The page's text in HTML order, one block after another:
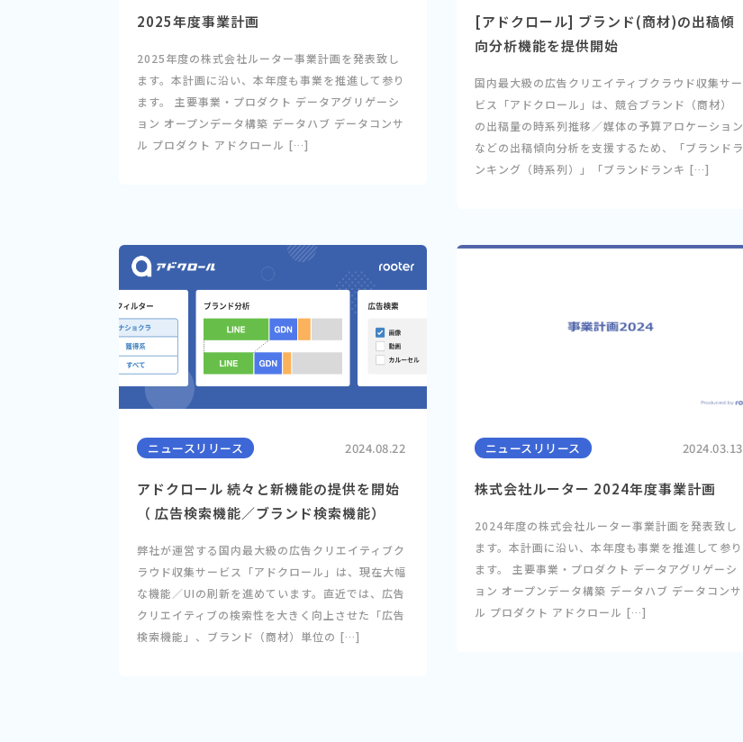
2025年度事業計画
2025年度の株式会社ルーター事業計画を発表致し
ます。本計画に沿い、本年度も事業を推進して参り
ます。 主要事業・プロダクト データアグリゲーシ
ョン オープンデータ構築 データハブ データコンサ
ル プロダクト アドクロール […]
[アドクロール] ブランド(商材)の出稿傾
向分析機能を提供開始
国内最大級の広告クリエイティブクラウド収集サー
ビス「アドクロール」は、競合ブランド（商材）
の出稿量の時系列推移／媒体の予算アロケーション
などの出稿傾向分析を支援するため、「ブランドラ
ンキング（時系列）」「ブランドランキ […]
ニュースリリース 2024.08.22
アドクロール 続々と新機能の提供を開始
（ 広告検索機能／ブランド検索機能）
弊社が運営する国内最大級の広告クリエイティブク
ラウド収集サービス「アドクロール」は、現在大幅
な機能／UIの刷新を進めています。直近では、広告
クリエイティブの検索性を大きく向上させた「広告
検索機能」、ブランド（商材）単位の […]
ニュースリリース 2024.03.13
株式会社ルーター 2024年度事業計画
2024年度の株式会社ルーター事業計画を発表致し
ます。本計画に沿い、本年度も事業を推進して参り
ます。 主要事業・プロダクト データアグリゲーシ
ョン オープンデータ構築 データハブ データコンサ
ル プロダクト アドクロール […]